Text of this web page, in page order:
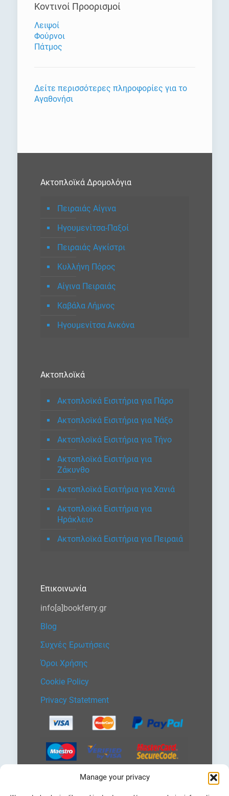
Manage your privacy
Κοντινοί Προορισμοί
Λειψοί
Φούρνοι
Πάτμος
Δείτε περισσότερες πληροφορίες για το
Αγαθονήσι
Ακτοπλοϊκά Δρομολόγια
Πειραιάς Αίγινα
Ηγουμενίτσα-Παξοί
Πειραιάς Αγκίστρι
Κυλλήνη Πόρος
Αίγινα Πειραιάς
Καβάλα Λήμνος
Ηγουμενίτσα Ανκόνα
Ακτοπλοϊκά
Ακτοπλοϊκά Εισιτήρια για Πάρο
Ακτοπλοϊκά Εισιτήρια για Νάξο
Ακτοπλοϊκά Εισιτήρια για Τήνο
Ακτοπλοϊκά Εισιτήρια για
Ζάκυνθο
Ακτοπλοϊκά Εισιτήρια για Χανιά
Ακτοπλοϊκά Εισιτήρια για
Ηράκλειο
Ακτοπλοϊκά Εισιτήρια για Πειραιά
Επικοινωνία
info[a]bookferry.gr
Blog
Συχνές Ερωτήσεις
Όροι Χρήσης
Cookie Policy
Privacy Statetment